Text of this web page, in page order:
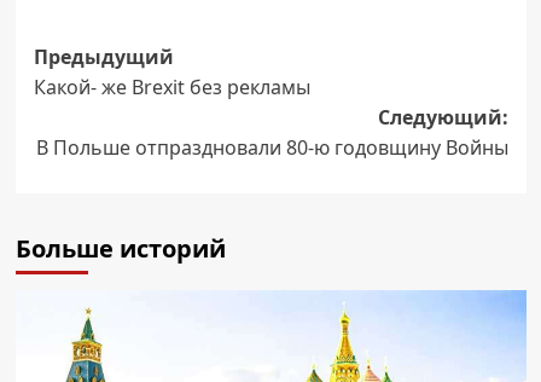
Навигация
записи
Предыдущий
Какой- же Brexit без рекламы
Следующий:
В Польше отпраздновали 80-ю годовщину Войны
Больше историй